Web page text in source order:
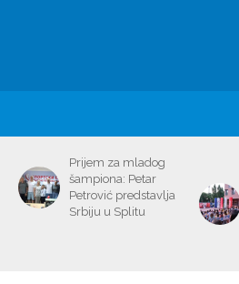
Prijem za mladog
šampiona: Petar
Petrović predstavlja
Srbiju u Splitu